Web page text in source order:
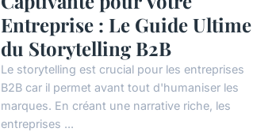
Entreprise : Le Guide Ultime
du Storytelling B2B
Le storytelling est crucial pour les entreprises
B2B car il permet avant tout d'humaniser les
marques. En créant une narrative riche, les
entreprises ...